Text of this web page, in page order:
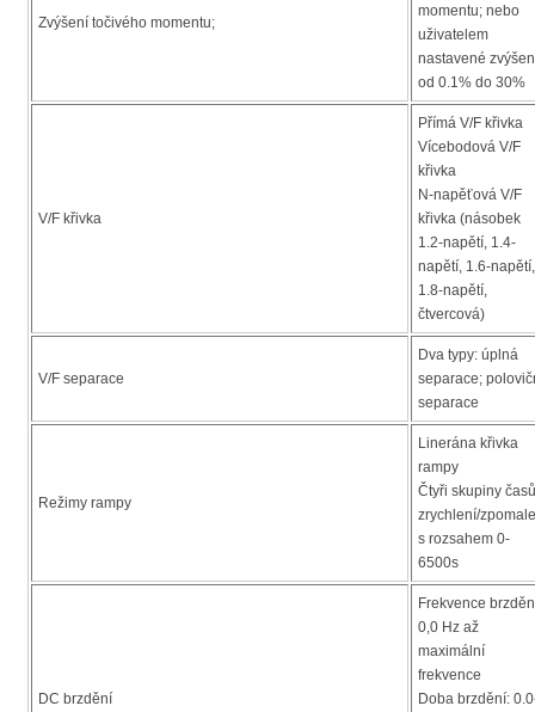
Zvýšení točivého momentu;
momentu; nebo
uživatelem
nastavené
od 0.1% do 30%
V/F křivka
Přímá V/F křivka
Vícebodová V/F
křivka
N-napěťová V/F
křivka (násobek
1.2-napětí, 1.4-
napětí, 1.6-napětí,
1.8-napětí,
čtvercová)
V/F separace
Dva typy: úplná
separace;
separace
Režimy rampy
Linerána křivka
rampy
Čtyři skupiny časů
zrychlení/
s rozsahem 0-
6500s
DC brzdění
Frekvence
0,0 Hz až
maximální
frekvence
Doba brzdění: